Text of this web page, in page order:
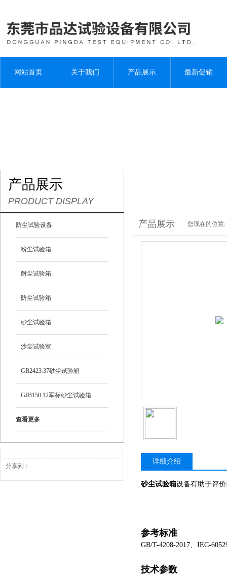
网站首页 关于我们 产品展示 最新促销
产品展示
PRODUCT DISPLAY
防尘试验设备
粉尘试验箱
耐尘试验箱
防尘试验箱
砂尘试验箱
沙尘试验室
GB2423.37砂尘试验箱
GJB150.12军标砂尘试验箱
查看更多
分享到：
产品展示 您现在的位置:
详细介绍
砂尘试验箱设备有助于评
参考标准
GB/T-4208-2017、IEC-
技术参数